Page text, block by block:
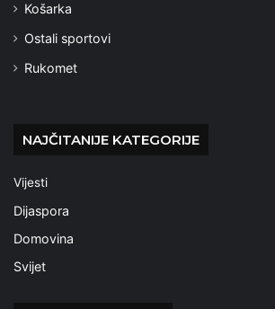
Košarka
Ostali sportovi
Rukomet
NAJČITANIJE KATEGORIJE
Vijesti
Dijaspora
Domovina
Svijet